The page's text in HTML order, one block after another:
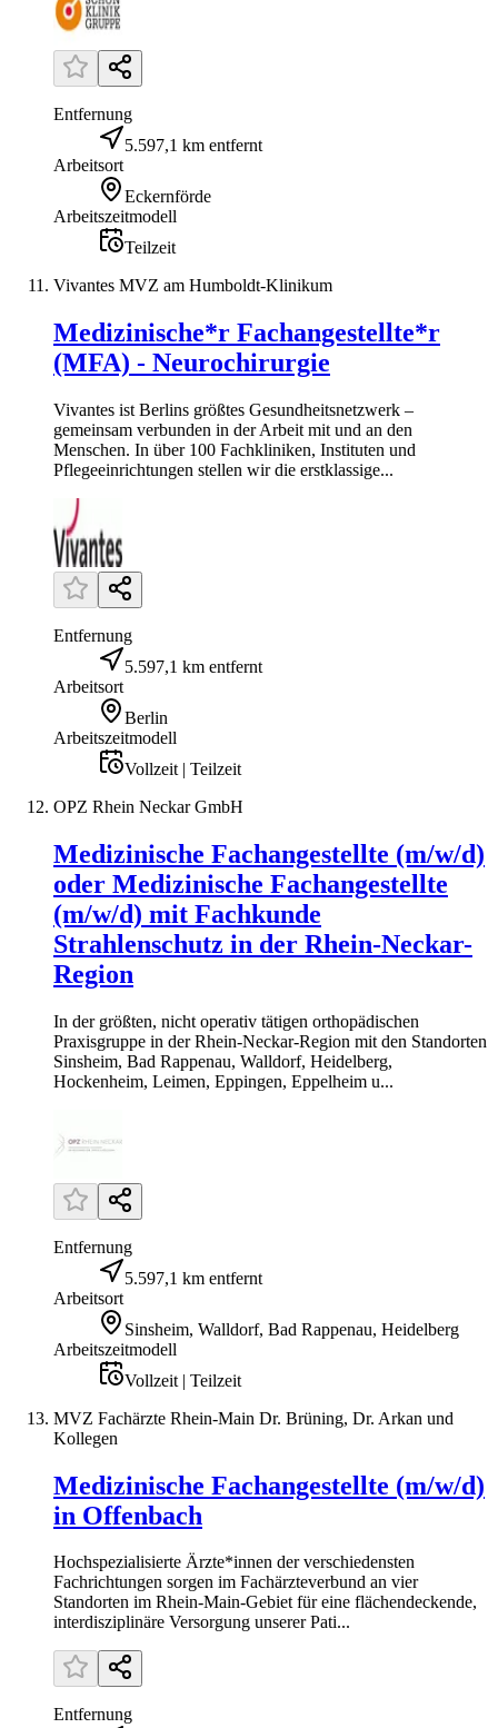
Entfernung
5.597,1 km entfernt
Arbeitsort
Eckernförde
Arbeitszeitmodell
Teilzeit
Vivantes MVZ am Humboldt-Klinikum
Medizinische*r Fachangestellte*r
(MFA) - Neurochirurgie
Vivantes ist Berlins größtes Gesundheitsnetzwerk –
gemeinsam verbunden in der Arbeit mit und an den
Menschen. In über 100 Fachkliniken, Instituten und
Pflegeeinrichtungen stellen wir die erstklassige...
Entfernung
5.597,1 km entfernt
Arbeitsort
Berlin
Arbeitszeitmodell
Vollzeit | Teilzeit
OPZ Rhein Neckar GmbH
Medizinische Fachangestellte (m/w/d)
oder Medizinische Fachangestellte
(m/w/d) mit Fachkunde
Strahlenschutz in der Rhein-Neckar-
Region
In der größten, nicht operativ tätigen orthopädischen
Praxisgruppe in der Rhein-Neckar-Region mit den Standorten
Sinsheim, Bad Rappenau, Walldorf, Heidelberg,
Hockenheim, Leimen, Eppingen, Eppelheim u...
Entfernung
5.597,1 km entfernt
Arbeitsort
Sinsheim, Walldorf, Bad Rappenau, Heidelberg
Arbeitszeitmodell
Vollzeit | Teilzeit
MVZ Fachärzte Rhein-Main Dr. Brüning, Dr. Arkan und
Kollegen
Medizinische Fachangestellte (m/w/d)
in Offenbach
Hochspezialisierte Ärzte*innen der verschiedensten
Fachrichtungen sorgen im Fachärzteverbund an vier
Standorten im Rhein-Main-Gebiet für eine flächendeckende,
interdisziplinäre Versorgung unserer Pati...
Entfernung